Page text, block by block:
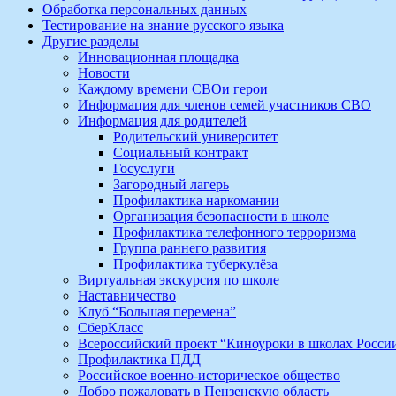
Обработка персональных данных
Тестирование на знание русского языка
Другие разделы
Инновационная площадка
Новости
Каждому времени СВОи герои
Информация для членов семей участников СВО
Информация для родителей
Родительский университет
Социальный контракт
Госуслуги
Загородный лагерь
Профилактика наркомании
Организация безопасности в школе
Профилактика телефонного терроризма
Группа раннего развития
Профилактика туберкулёза
Виртуальная экскурсия по школе
Наставничество
Клуб “Большая перемена”
СберКласс
Всероссийский проект “Киноуроки в школах
Профилактика ПДД
Российское военно-историческое общество
Добро пожаловать в Пензенскую область